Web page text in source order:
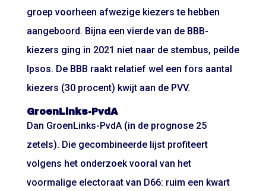
groep voorheen afwezige kiezers te hebben
aangeboord. Bijna een vierde van de BBB-
kiezers ging in 2021 niet naar de stembus, peilde
Ipsos. De BBB raakt relatief wel een fors aantal
kiezers (30 procent) kwijt aan de PVV.
GroenLinks-PvdA
Dan GroenLinks-PvdA (in de prognose 25
zetels). Die gecombineerde lijst profiteert
volgens het onderzoek vooral van het
voormalige electoraat van D66: ruim een kwart